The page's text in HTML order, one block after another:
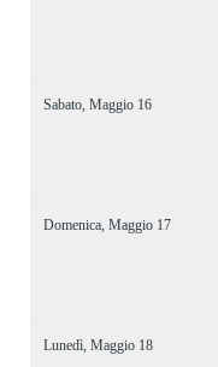
Sabato, Maggio 16
Domenica, Maggio 17
Lunedì, Maggio 18